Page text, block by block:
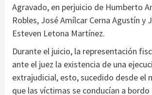
Agravado, en perjuicio de Humberto
Robles, José Amílcar Cerna Agustín y
Esteven Letona Martínez.
Durante el juicio, la representación
ante el juez la existencia de una
extrajudicial, esto, sucedido desde el
que las víctimas se conducían a bordo